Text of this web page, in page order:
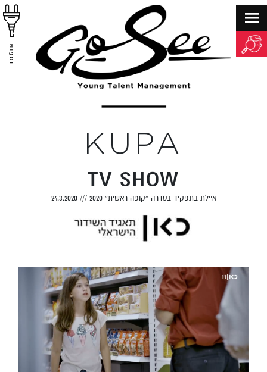
LOGIN
KUPA
TV SHOW
איילת בתפקיד בסדרה ״קופה ראשית״ 2020 ///
24.3.2020